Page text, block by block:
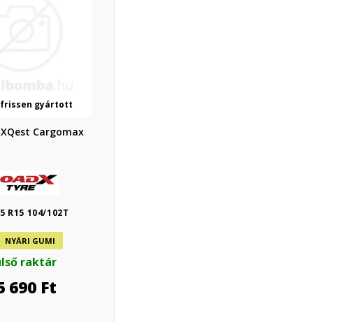
frissen gyártott
Cargomax
R15 104/102T
NYÁRI GUMI
raktár
690 Ft